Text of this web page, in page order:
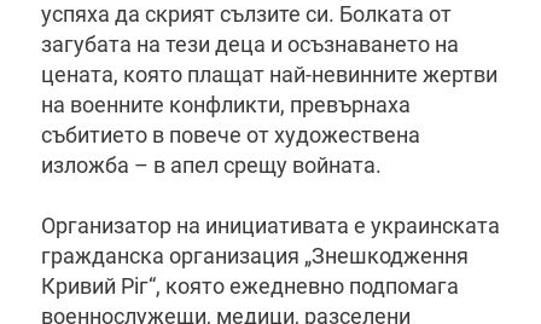
успяха да скрият сълзите си. Болката от
загубата на тези деца и осъзнаването на
цената, която плащат най-невинните жертви
на военните конфликти, превърнаха
събитието в повече от художествена
изложба – в апел срещу войната.
Организатор на инициативата е украинската
гражданска организация „Знешкодження
Кривий Ріг“, която ежедневно подпомага
военнослужещи, медици, разселени